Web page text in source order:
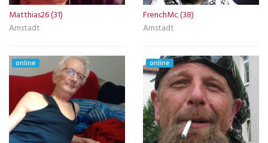
Matthias26 (31)
Arnstadt
FrenchMc (38)
Arnstadt
online online